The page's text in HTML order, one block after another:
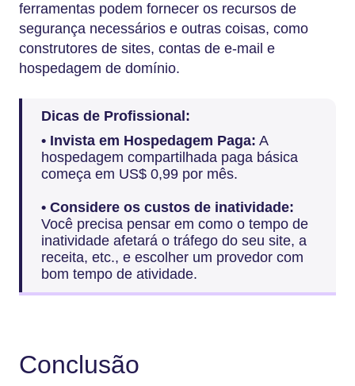
ferramentas podem fornecer os recursos de
segurança necessários e outras coisas, como
construtores de sites, contas de e-mail e
hospedagem de domínio.
Dicas de Profissional:
• Invista em Hospedagem Paga: A
hospedagem compartilhada paga básica
começa em US$ 0,99 por mês.
• Considere os custos de inatividade:
Você precisa pensar em como o tempo de
inatividade afetará o tráfego do seu site, a
receita, etc., e escolher um provedor com
bom tempo de atividade.
Conclusão